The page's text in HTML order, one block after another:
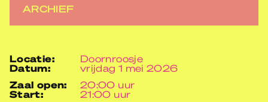
ARCHIEF
locatie: Doornroosje
datum:
vrijdag 1 mei 2026
zaal open:
20:00 uur
start: 21:00 uur